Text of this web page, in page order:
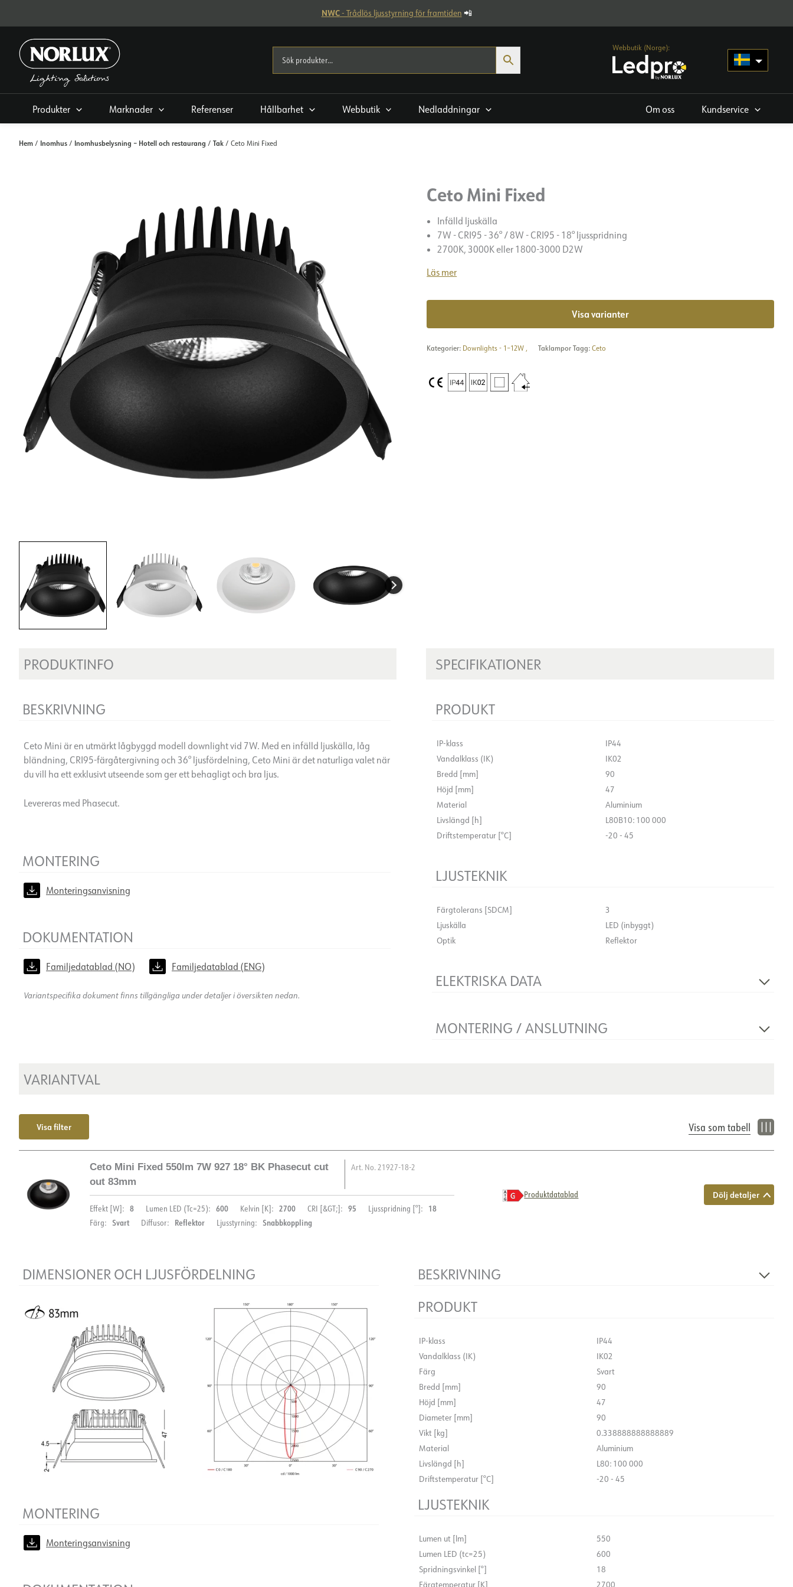
innehållet
NWC- Trådlös ljusstyrning för framtiden 📲
Webbutik (Norge):
Produkter Marknader Referenser Hållbarhet Webbutik Nedladdningar Om oss Kundservice
Hem / Inomhus / Inomhusbelysning – Hotell och restaurang / Tak / Ceto Mini Fixed
Ceto Mini Fixed
Infälld ljuskälla
7W - CRI95 - 36° / 8W - CRI95 - 18° ljusspridning
2700K, 3000K eller 1800-3000 D2W
Läs mer
Visa varianter
Kategorier: Downlights - 1–12W , Taklampor Tagg:Ceto
PRODUKTINFO
BESKRIVNING
Ceto Mini är en utmärkt lågbyggd modell downlight vid 7W. Med en infälld ljuskälla, låg
bländning, CRI95-färgåtergivning och 36° ljusfördelning, Ceto Mini är det naturliga valet när
du vill ha ett exklusivt utseende som ger ett behagligt och bra ljus.
Levereras med Phasecut.
MONTERING
Monteringsanvisning
DOKUMENTATION
Familjedatablad (NO) Familjedatablad (ENG)
Variantspecifika dokument finns tillgängliga under detaljer i översikten nedan.
SPECIFIKATIONER
PRODUKT
IP-klass
IP44
Vandalklass (IK)
IK02
Bredd [mm]
90
Höjd [mm]
47
Material
Aluminium
Livslängd [h]
L80B10: 100 000
Driftstemperatur [°C]
-20 - 45
LJUSTEKNIK
Färgtolerans [SDCM]
3
Ljuskälla
LED (inbyggt)
Optik
Reflektor
ELEKTRISKA DATA
Isoleringsklass
2
Plint
MONTERING / ANSLUTNING
VARIANTVAL
Visa filter Visa som tabell
Ceto Mini Fixed 550lm 7W 927 18° BK Phasecut cut
out 83mm
Art. No. 21927-18-2
Effekt [W]: 8 Lumen LED (Tc=25): 600 Kelvin [K]: 2700 CRI [&GT;]: 95 Ljusspridning [°]: 18
Färg: Svart Diffusor: Reflektor Ljusstyrning: Snabbkoppling
Produktdatablad Dölj detaljer
DIMENSIONER OCH LJUSFÖRDELNING
MONTERING
Monteringsanvisning
BESKRIVNING
Ceto Mini är en utmärkt lågbyggd modell downlight vid 7W. Med en infälld ljuskälla, låg
bländning, CRI95-färgåtergivning och 18° ljusfördelning, Ceto Mini är det naturliga valet
Levereras med Phasecut.
PRODUKT
IP-klass
IP44
Vandalklass (IK)
IK02
Färg
Svart
Bredd [mm]
90
Höjd [mm]
47
Diameter [mm]
90
Vikt [kg]
0.338888888888889
Material
Aluminium
Livslängd [h]
L80: 100 000
Driftstemperatur [°C]
-20 - 45
LJUSTEKNIK
Lumen ut [lm]
550
Lumen LED (tc=25)
600
Spridningsvinkel [°]
18
Färgtemperatur [K]
2700